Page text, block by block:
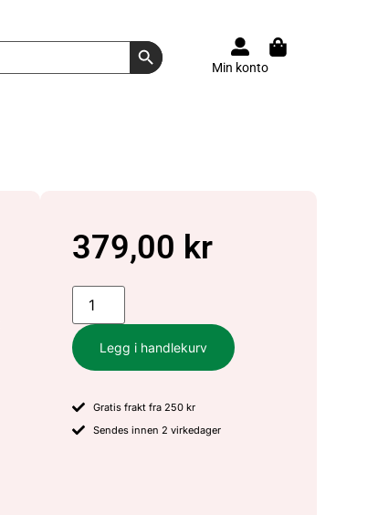
Search Button
Min konto
379,00 kr
Legg i handlekurv
Gratis frakt fra 250 kr
Sendes innen 2 virkedager